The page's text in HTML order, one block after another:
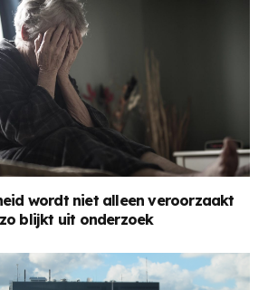
wordt niet alleen veroorzaakt
blijkt uit onderzoek